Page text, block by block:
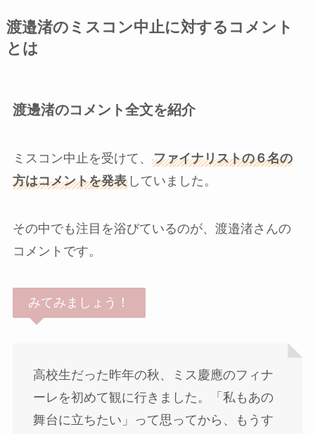
渡邉渚のミスコン中止に対するコメント
とは
渡邊渚のコメント全文を紹介
ミスコン中止を受けて、 ファイナリストの６名の
方はコメントを発表していました。
その中でも注目を浴びているのが、渡邉渚さんの
コメントです。
みてみましょう！
高校生だった昨年の秋、ミス慶應のフィナ
ーレを初めて観に行きました。「私もあの
舞台に立ちたい」って思ってから、もうす